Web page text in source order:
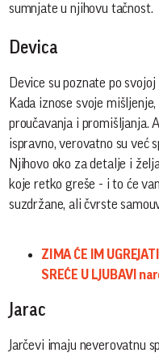
sumnjate u njihovu tačnost.
Devica
Device su poznate po
Kada iznose svoje
proučavanja i promišljanja.
ispravno, verovatno su već
Njihovo oko za detalje i
koje retko greše - i to će
suzdržane, ali čvrste
ZIMA ĆE IM
SREĆE U LJUBAVI
Jarac
Jarčevi imaju neverovatnu